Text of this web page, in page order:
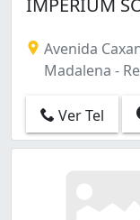
IMPERIUM
Avenida
Madalena -
Ver Tel